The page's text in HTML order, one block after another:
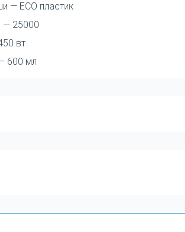
— ECO пластик
25000
вт
600 мл